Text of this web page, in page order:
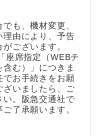
も、機材変更、
理由により、予告
ございます。
座席指定（WEBチ
む）」につきま
でお手続きをお願
ざいましたら、ご
い。阪急交通社で
了承願います。